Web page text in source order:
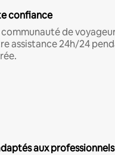
confiance
de
assistance 24h/24
aux